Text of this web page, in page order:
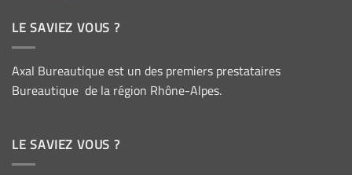
LE SAVIEZ VOUS ?
Axal Bureautique est un des premiers prestataires
Bureautique de la région Rhône-Alpes.
LE SAVIEZ VOUS ?